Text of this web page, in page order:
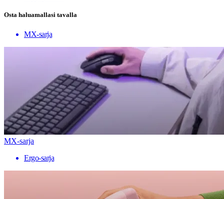
Osta haluamallasi tavalla
MX-sarja
MX-sarja
Ergo-sarja